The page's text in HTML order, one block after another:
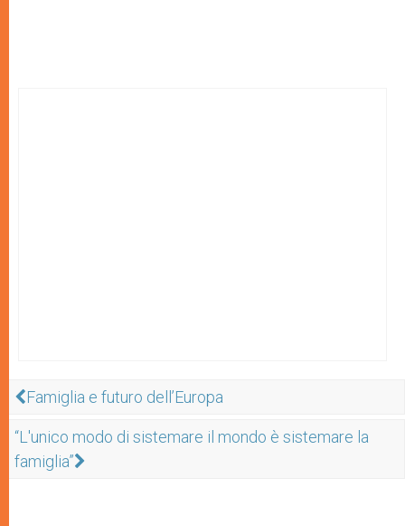
Famiglia e futuro dell’Europa
“L'unico modo di sistemare il mondo è sistemare la
famiglia”